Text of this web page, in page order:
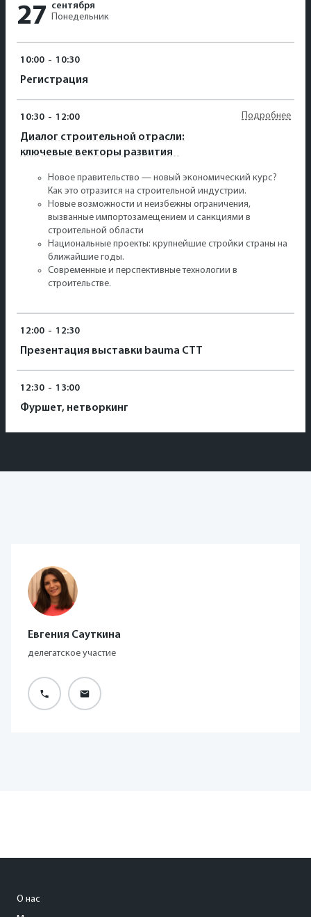
27 сентября
Понедельник
10:00 - 10:30
Регистрация
10:30 - 12:00
Диалог строительной отрасли:
ключевые векторы развития
Подробнее
Новое правительство — новый экономический курс?
Как это отразится на строительной индустрии.
Новые возможности и неизбежны ограничения,
вызванные импортозамещением и санкциями в
строительной области
Национальные проекты: крупнейшие стройки страны на
ближайшие годы.
Современные и перспективные технологии в
строительстве.
12:00 - 12:30
Презентация выставки bauma CTT
12:30 - 13:00
Фуршет, нетворкинг
Евгения Сауткина
делегатское участие
О нас